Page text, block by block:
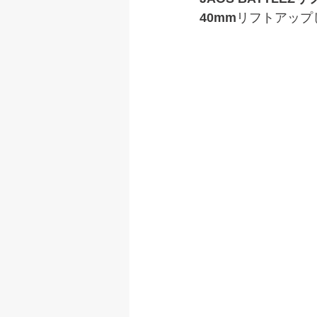
40mm リフトアッ